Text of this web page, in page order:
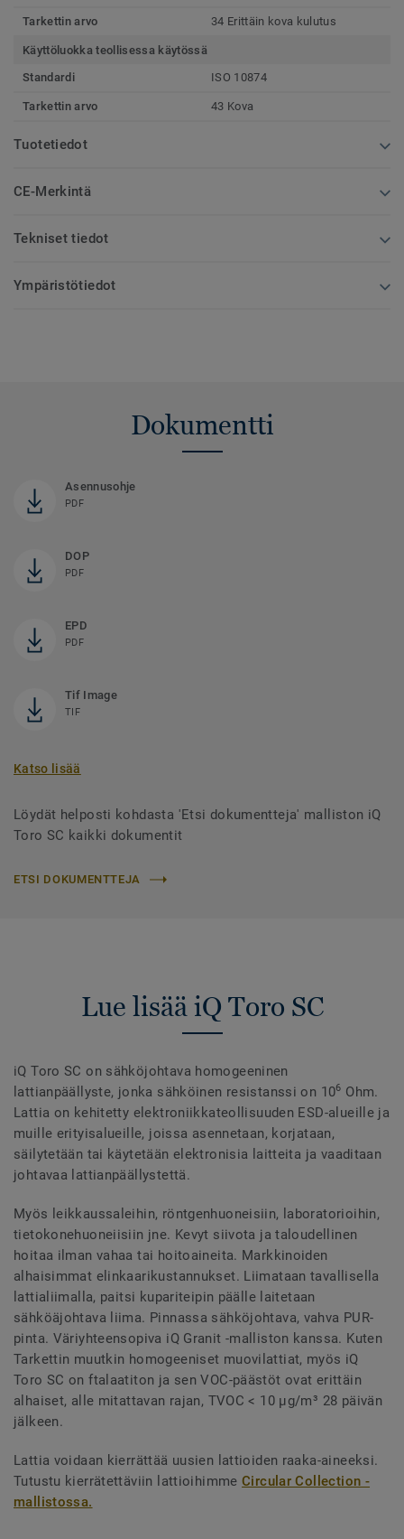
Tarkettin arvo 34 Erittäin kova kulutus
Käyttöluokka teollisessa käytössä
Standardi
ISO 10874
Tarkettin arvo 43 Kova
Tuotetiedot
CE-Merkintä
Tekniset tiedot
Ympäristötiedot
Dokumentti
Asennusohje
PDF
DOP
PDF
EPD
PDF
Tif Image
TIF
Katso lisää
Löydät helposti kohdasta 'Etsi dokumentteja' malliston iQ
Toro SC kaikki dokumentit
ETSI DOKUMENTTEJA
Lue lisää iQ Toro SC
iQ Toro SC on sähköjohtava homogeeninen
lattianpäällyste, jonka sähköinen resistanssi on 106 Ohm.
Lattia on kehitetty elektroniikkateollisuuden ESD-alueille ja
muille erityisalueille, joissa asennetaan, korjataan,
säilytetään tai käytetään elektronisia laitteita ja vaaditaan
johtavaa lattianpäällystettä.
Myös leikkaussaleihin, röntgenhuoneisiin, laboratorioihin,
tietokonehuoneiisiin jne. Kevyt siivota ja taloudellinen
hoitaa ilman vahaa tai hoitoaineita. Markkinoiden
alhaisimmat elinkaarikustannukset. Liimataan tavallisella
lattialiimalla, paitsi kupariteipin päälle laitetaan
sähköäjohtava liima. Pinnassa sähköjohtava, vahva PUR-
pinta. Väriyhteensopiva iQ Granit -malliston kanssa. Kuten
Tarkettin muutkin homogeeniset muovilattiat, myös iQ
Toro SC on ftalaatiton ja sen VOC-päästöt ovat erittäin
alhaiset, alle mitattavan rajan, TVOC < 10 µg/m³ 28 päivän
jälkeen.
Lattia voidaan kierrättää uusien lattioiden raaka-aineeksi.
Tutustu kierrätettäviin lattioihimmeCircular Collection -
mallistossa.